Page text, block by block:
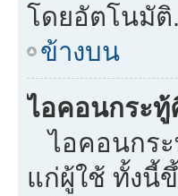
โดยอัตโนมัติ
ข้างบน
ไอคอนกระทู้
ไอคอนกระ
แก่ผู้ใช้ ทั้งนี้